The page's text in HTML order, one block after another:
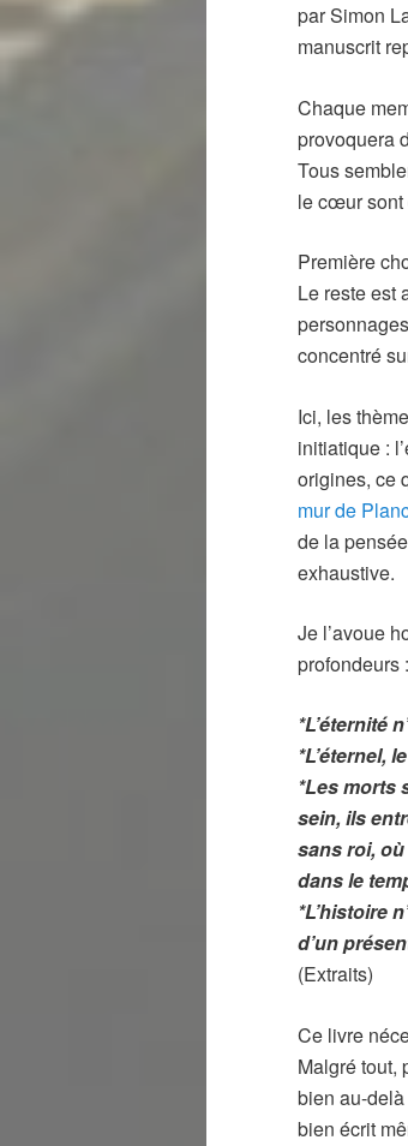
par Simon
manuscrit
Chaque
provoquera
Tous
le cœur sont
Première
Le reste est
concentré
Ici, les
initiatique :
origines, ce
mur de
de la
exhaustive.
Je l’avoue
profondeurs :
*L’éternité
*L’éternel,
*Les morts
sein, ils
sans roi,
dans le
*L’histoire
d’un
(Extraits)
Ce livre
Malgré tout,
bien au-
bien écrit